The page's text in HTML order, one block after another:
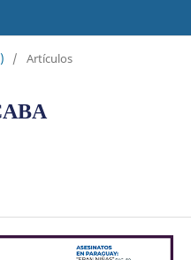
/ Artículos